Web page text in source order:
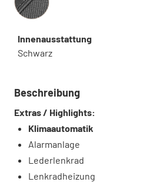
Innenausstattung
Schwarz
Beschreibung
Extras / Highlights:
Klimaautomatik
Alarmanlage
Lederlenkrad
Lenkradheizung